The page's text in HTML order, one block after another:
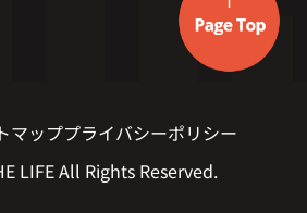
マッププライバシーポリシー
LIFE All Rights Reserved.